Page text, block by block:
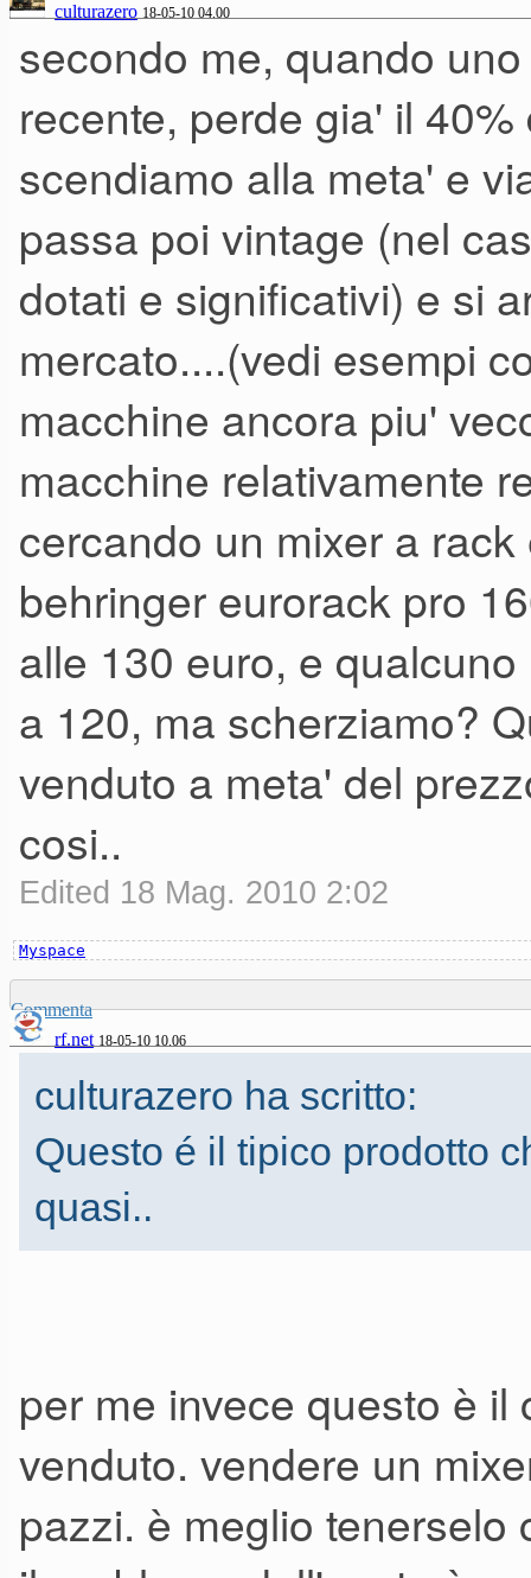
culturazero 18-05-10 04.00
secondo me, quando
recente, perde gia' il
scendiamo alla meta' e
passa poi vintage (nel
dotati e significativi) e si
mercato....(vedi esempi
macchine ancora piu'
macchine relativamente
cercando un mixer a
behringer eurorack pro
alle 130 euro, e
a 120, ma scherziamo?
venduto a meta' del
cosi..
Edited 18 Mag. 2010 2:02
Myspace
Commenta
rf.net 18-05-10 10.06
culturazero ha scritto:
Questo é il tipico prodotto
quasi..
per me invece questo è
venduto. vendere un
pazzi. è meglio